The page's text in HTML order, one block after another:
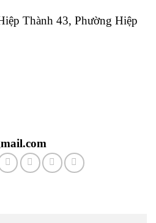
Thành 43, Phường Hiệp